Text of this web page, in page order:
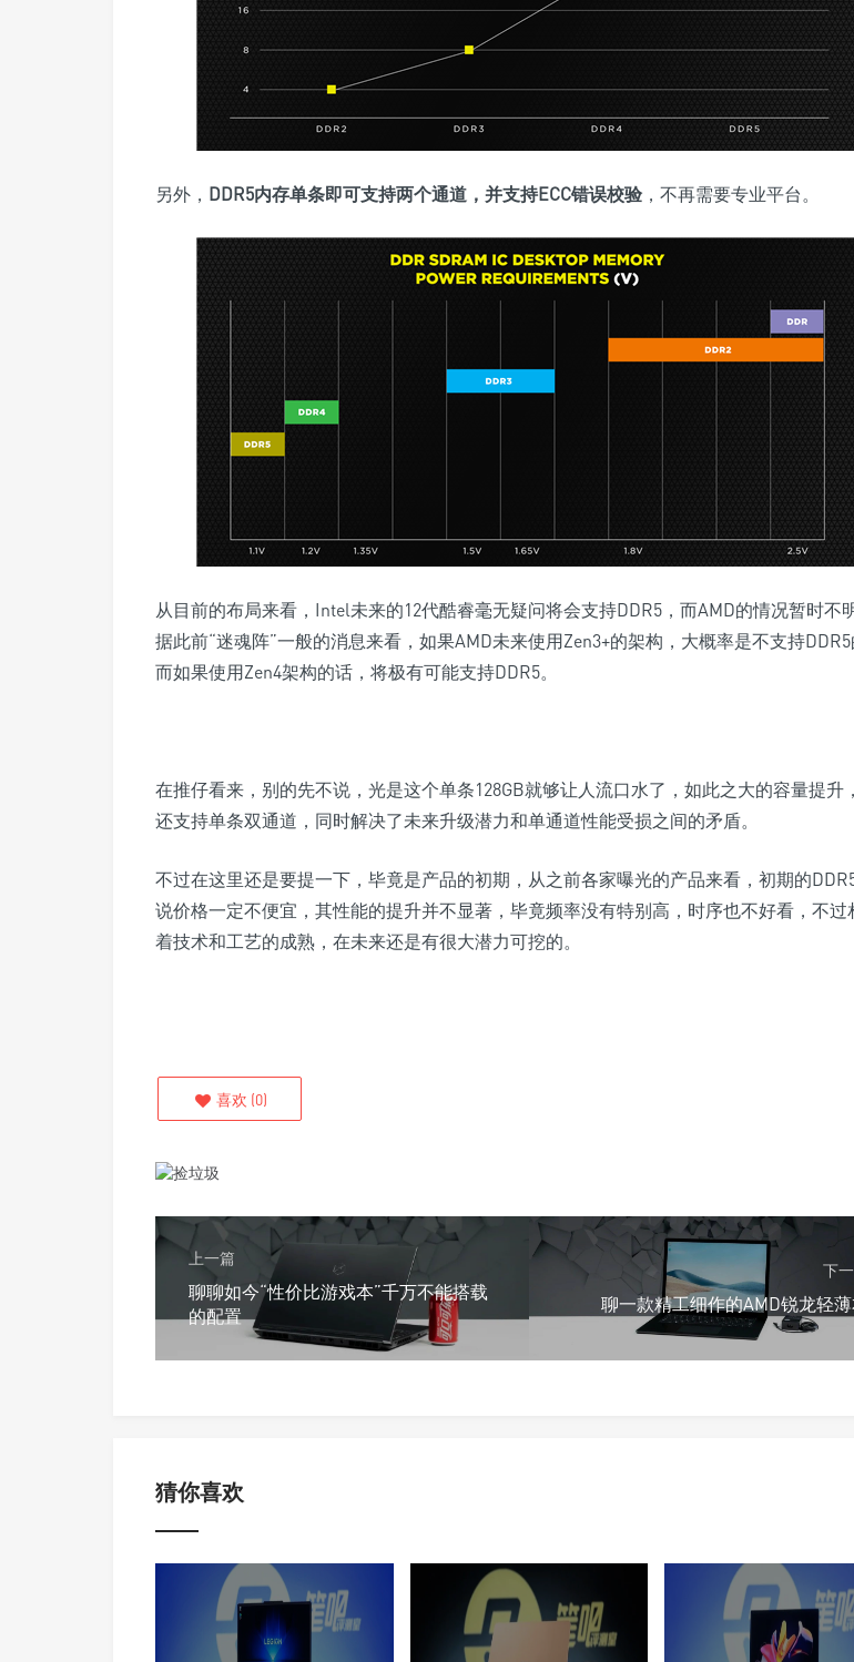
另外， DDR5内存单条即可支持两个通道，并支持ECC错误校验 ，不再需要专业平台。
从目前的布局来看，Intel未来的12代酷睿毫无疑问将会支持DDR5，而AMD的情况暂时不
据此前“迷魂阵”一般的消息来看，如果AMD未来使用Zen3+的架构，大概率是不支持DDR5
而如果使用Zen4架构的话，将极有可能支持DDR5。
在推仔看来，别的先不说，光是这个单条128GB就够让人流口水了，如此之大的容量提升
还支持单条双通道，同时解决了未来升级潜力和单通道性能受损之间的矛盾。
不过在这里还是要提一下，毕竟是产品的初期，从之前各家曝光的产品来看，初期的
说价格一定不便宜，其性能的提升并不显著，毕竟频率没有特别高，时序也不好看，不过
着技术和工艺的成熟，在未来还是有很大潜力可挖的。
喜欢 (0)
上一篇
聊聊如今“性价比游戏本”千万不能搭载
的配置
下
聊一款精工细作的AMD锐龙轻
猜你喜欢